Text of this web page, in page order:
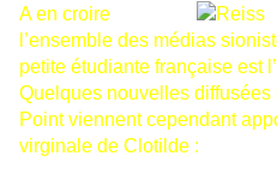
A en croire
l’ensemble des médias
petite étudiante française est
Quelques nouvelles
Point viennent cependant
virginale de Clotilde :